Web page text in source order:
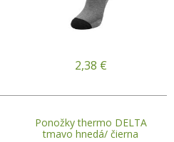
2,38 €
Ponožky thermo DELTA
tmavo hnedá/ čierna